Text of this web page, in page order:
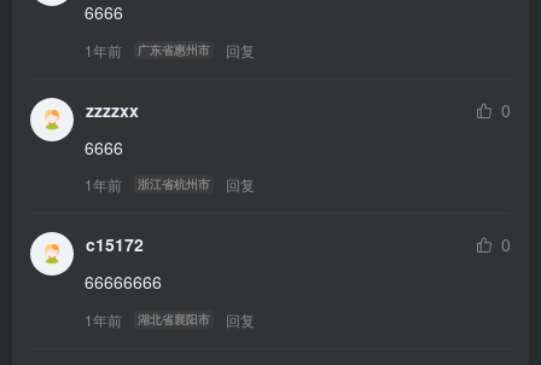
6666
1年前 广东省惠州市 回复
zzzzxx
0
6666
1年前 浙江省杭州市 回复
c15172
0
66666666
1年前 湖北省襄阳市 回复